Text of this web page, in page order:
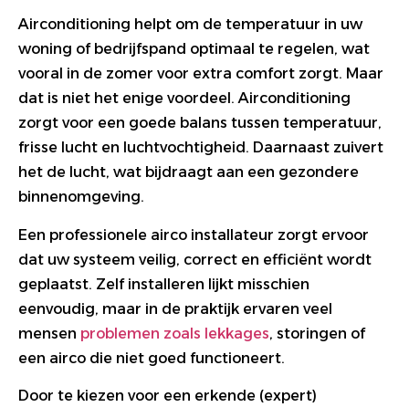
Airconditioning helpt om de temperatuur in uw
woning of bedrijfspand optimaal te regelen, wat
vooral in de zomer voor extra comfort zorgt. Maar
dat is niet het enige voordeel. Airconditioning
zorgt voor een goede balans tussen temperatuur,
frisse lucht en luchtvochtigheid. Daarnaast zuivert
het de lucht, wat bijdraagt aan een gezondere
binnenomgeving.
Een professionele airco installateur zorgt ervoor
dat uw systeem veilig, correct en efficiënt wordt
geplaatst. Zelf installeren lijkt misschien
eenvoudig, maar in de praktijk ervaren veel
mensen problemen zoals lekkages, storingen of
een airco die niet goed functioneert.
Door te kiezen voor een erkende (expert)